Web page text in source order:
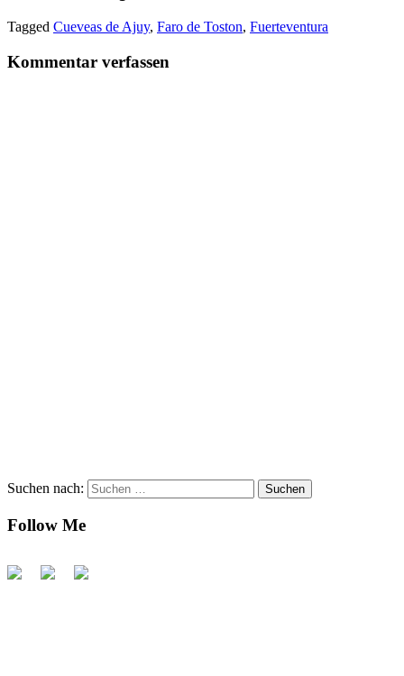
Tagged Cueveas de Ajuy, Faro de Toston, Fuerteventura
Kommentar verfassen
Suchen nach:
Follow Me